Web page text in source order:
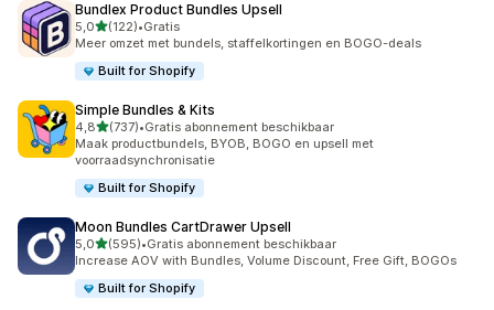
Bundlex Product Bundles Upsell
5,0van 5 sterren
(122)
122 recensies in totaal
•Gratis
Meer omzet met bundels, staffelkortingen en BOGO-deals
Built for Shopify
Simple Bundles & Kits
4,8van 5 sterren
(737)
737 recensies in totaal
•Gratis abonnement beschikbaar
Maak productbundels, BYOB, BOGO en upsell met
voorraadsynchronisatie
Built for Shopify
Moon Bundles CartDrawer Upsell
5,0van 5 sterren
(595)
595 recensies in totaal
•Gratis abonnement beschikbaar
Increase AOV with Bundles, Volume Discount, Free Gift, BOGOs
Built for Shopify